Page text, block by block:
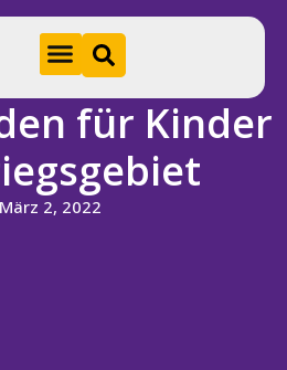
Hom
e
A
für Kinder
März 2, 2022